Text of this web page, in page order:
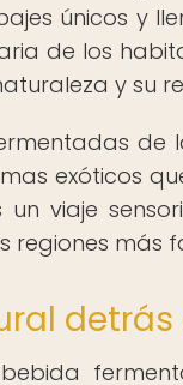
únicos y
de los
y su
de
exóticos
viaje
más